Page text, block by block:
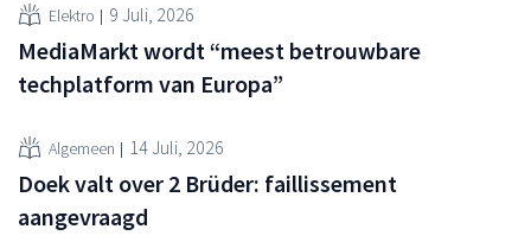
Elektro 9 Juli, 2026
MediaMarkt wordt “meest betrouwbare
techplatform van Europa”
Algemeen 14 Juli, 2026
Doek valt over 2 Brüder: faillissement
aangevraagd